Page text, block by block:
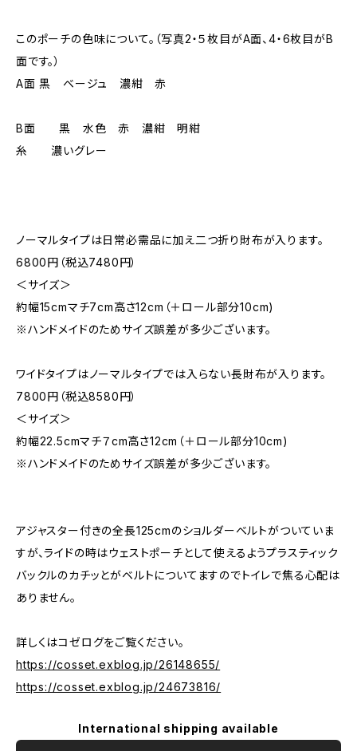
このポーチの色味について。（写真2・５枚目がA面、4・6枚目がB
面です。）
A面 黒 ベージュ 濃紺 赤
B面 黒 水色 赤 濃紺 明紺
糸 濃いグレー
ノーマルタイプは日常必需品に加え二つ折り財布が入ります。
6800円（税込7480円）
＜サイズ＞
約幅15cmマチ7cm高さ12cm（＋ロール部分10cm)
※ハンドメイドのためサイズ誤差が多少ございます。
ワイドタイプはノーマルタイプでは入らない長財布が入ります。
7800円（税込8580円）
＜サイズ＞
約幅22.5cmマチ７cm高さ12cm（＋ロール部分10cm)
※ハンドメイドのためサイズ誤差が多少ございます。
アジャスター付きの全長125cmのショルダーベルトがついていま
すが、ライドの時はウェストポーチとして使えるようプラスティック
バックルのカチッとがベルトについてますのでトイレで焦る心配は
ありません。
詳しくはコゼログをご覧ください。
https://cosset.exblog.jp/26148655/
https://cosset.exblog.jp/24673816/
International shipping available